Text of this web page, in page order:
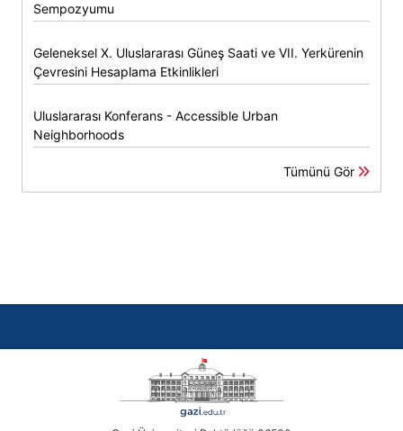
Sempozyumu
Geleneksel X. Uluslararası Güneş Saati ve VII. Yerkürenin
Çevresini Hesaplama Etkinlikleri
Uluslararası Konferans - Accessible Urban
Neighborhoods
Tümünü Gör